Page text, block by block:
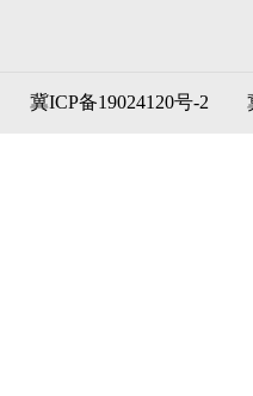
冀ICP备19024120号-2